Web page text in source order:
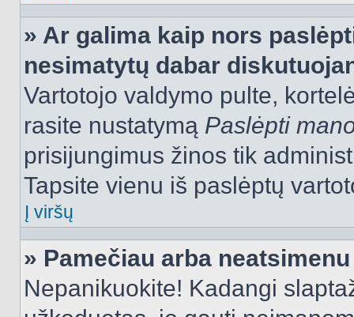
» Ar galima kaip nors
nesimatytų dabar
Vartotojo valdymo pulte,
rasite nustatymą Paslėpti
prisijungimus žinos tik
Tapsite vienu iš paslėptų
Į viršų
» Pamečiau arba
Nepanikuokite! Kadangi